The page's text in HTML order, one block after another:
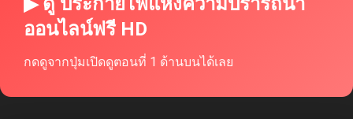
ออนไลน์ฟรี HD
กดดูจากปุ่มเปิดดูตอนที่ 1 ด้านบนได้เลย